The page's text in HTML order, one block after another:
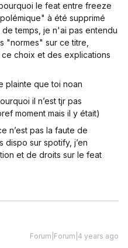
le feat entre freeze
à été supprimé
temps, je n'ai pas entendu
"normes" sur ce titre,
choix et des explications
plainte que toi noan
il n’est tjr pas
moment mais il y était)
n’est pas la faute de
dispo sur spotify, j’en
et de droits sur le feat
Forum|Forum|4 years ago